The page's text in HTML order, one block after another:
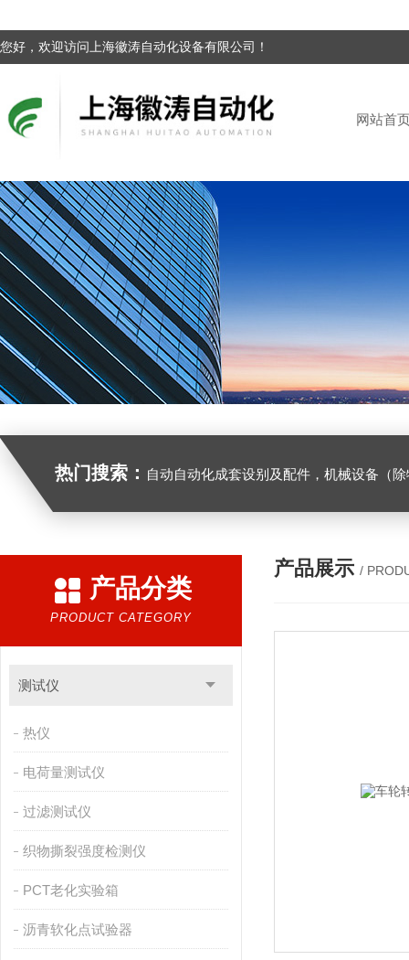
您好，欢迎访问上海徽涛自动化设备有限公司！
网站首
热门搜索： 自动自动化成套设别及配件，机械设备（除特种设备）及配件制造，加工（以上限分支机构经营），设计，批发，零售，模具，五金制品，工具加工（限分支机构经营），设计，批发，零售。五金交电，金属材料，金属制品，不锈钢制品，建筑材料，钢材，橡塑制品，环保设备，润滑剂，汽车配件，摩托车配件的批发，零售。（企业经营涉及行政许可的，凭许可证件经营）化成套设别及配件，机械设备（除特种设
产品分类
PRODUCT CATEGORY
测试仪
热仪
电荷量测试仪
过滤测试仪
织物撕裂强度检测仪
PCT老化实验箱
沥青软化点试验器
产品展示 /